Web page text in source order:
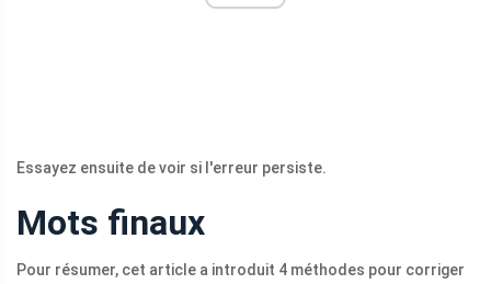
Essayez ensuite de voir si l'erreur persiste.
Mots finaux
Pour résumer, cet article a introduit 4 méthodes pour corriger